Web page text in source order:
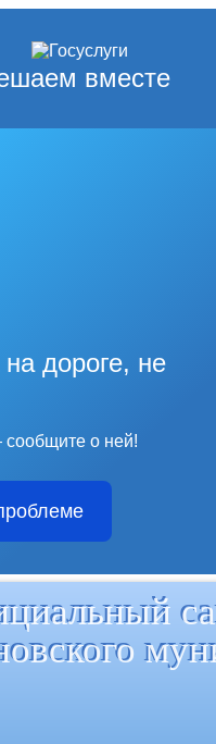
вместе
дороге, не
о ней!